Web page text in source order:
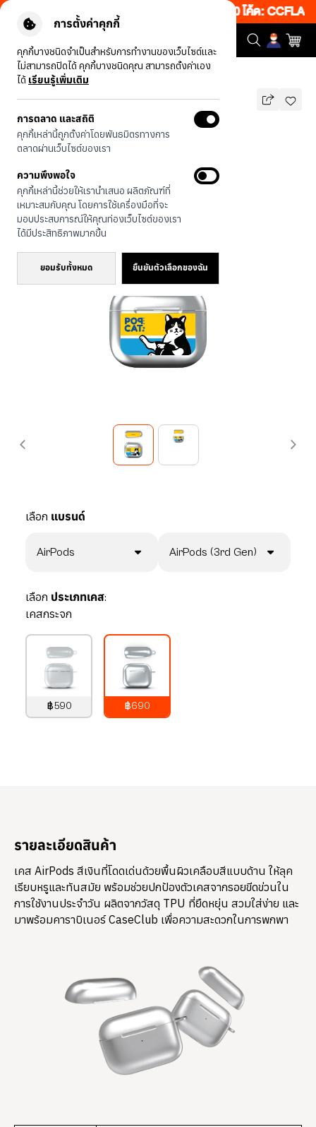
การตั้งค่าคุกกี้
คุกกี้บางชนิดจำเป็นสำหรับการทำงานของเว็บไซต์และ
ไม่สามารถปิดได้ คุกกี้บางชนิดคุณ สามารถตั้งค่าเอง
ได้ เรียนรู้เพิ่มเติม
การตลาด และสถิติ
คุกกี้เหล่านี้ถูกตั้งค่าโดยพันธมิตรทางการ
ตลาดผ่านเว็บไซต์ของเรา
ความพึงพอใจ
คุกกี้เหล่านี้ช่วยให้เรานำเสนอ ผลิตภัณฑ์ที่
เหมาะสมกับคุณ โดยการใช้เครื่องมือที่จะ
มอบประสบการณ์ให้คุณท่องเว็บไซต์ของเรา
ได้มีประสิทธิภาพมากขึ้น
ยอมรับทั้งหมด ยืนยันตัวเลือกของฉัน
ว็บ 50% เพียงช้อป 1 ชิ้น เริ่มคืนนี้ 19.00-00.00 โค้ด:
รุ่นทั้งหมด JTC แมวทักซิโด้
JTC แมวทักซิโด้
690 บาท
ประหยัดไป 200
เลือก แบรนด์
AirPods AirPods (3rd Gen)
เลือก ประเภทเคส:
เคสกระจก
฿590
฿690
รายละเอียดสินค้า
เคส AirPods สีเงินที่โดดเด่นด้วยพื้นผิวเคลือบสีแบบด้าน ให้ลุค
เรียบหรูและทันสมัย พร้อมช่วยปกป้องตัวเคสจากรอยขีดข่วนใน
การใช้งานประจำวัน ผลิตจากวัสดุ TPU ที่ยืดหยุ่น สวมใส่ง่าย และ
มาพร้อมคาราบิเนอร์ CaseClub เพื่อความสะดวกในการพกพา